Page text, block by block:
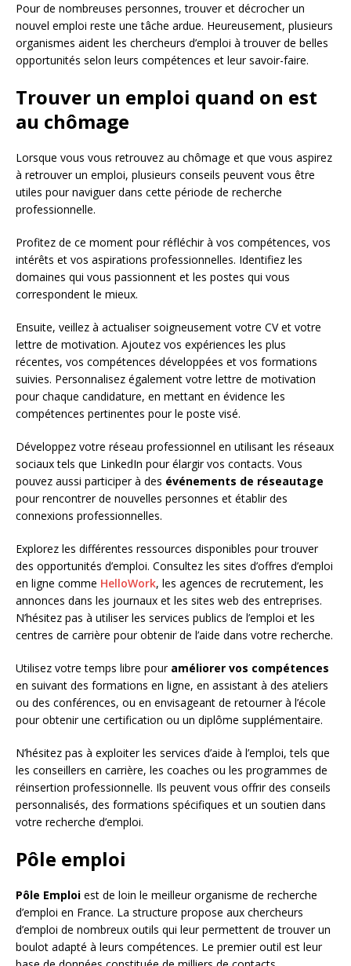
Pour de nombreuses personnes, trouver et décrocher un
nouvel emploi reste une tâche ardue. Heureusement, plusieurs
organismes aident les chercheurs d’emploi à trouver de belles
opportunités selon leurs compétences et leur savoir-faire.
Trouver un emploi quand on est
au chômage
Lorsque vous vous retrouvez au chômage et que vous aspirez
à retrouver un emploi, plusieurs conseils peuvent vous être
utiles pour naviguer dans cette période de recherche
professionnelle.
Profitez de ce moment pour réfléchir à vos compétences, vos
intérêts et vos aspirations professionnelles. Identifiez les
domaines qui vous passionnent et les postes qui vous
correspondent le mieux.
Ensuite, veillez à actualiser soigneusement votre CV et votre
lettre de motivation. Ajoutez vos expériences les plus
récentes, vos compétences développées et vos formations
suivies. Personnalisez également votre lettre de motivation
pour chaque candidature, en mettant en évidence les
compétences pertinentes pour le poste visé.
Développez votre réseau professionnel en utilisant les réseaux
sociaux tels que LinkedIn pour élargir vos contacts. Vous
pouvez aussi participer à des événements de réseautage
pour rencontrer de nouvelles personnes et établir des
connexions professionnelles.
Explorez les différentes ressources disponibles pour trouver
des opportunités d’emploi. Consultez les sites d’offres d’emploi
en ligne comme HelloWork, les agences de recrutement, les
annonces dans les journaux et les sites web des entreprises.
N’hésitez pas à utiliser les services publics de l’emploi et les
centres de carrière pour obtenir de l’aide dans votre recherche.
Utilisez votre temps libre pour améliorer vos compétences
en suivant des formations en ligne, en assistant à des ateliers
ou des conférences, ou en envisageant de retourner à l’école
pour obtenir une certification ou un diplôme supplémentaire.
N’hésitez pas à exploiter les services d’aide à l’emploi, tels que
les conseillers en carrière, les coaches ou les programmes de
réinsertion professionnelle. Ils peuvent vous offrir des conseils
personnalisés, des formations spécifiques et un soutien dans
votre recherche d’emploi.
Pôle emploi
Pôle Emploi est de loin le meilleur organisme de recherche
d’emploi en France. La structure propose aux chercheurs
d’emploi de nombreux outils qui leur permettent de trouver un
boulot adapté à leurs compétences. Le premier outil est leur